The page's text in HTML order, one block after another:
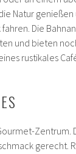
Natur
Die
und bieten
rustikales
Zentrum.
gerecht.